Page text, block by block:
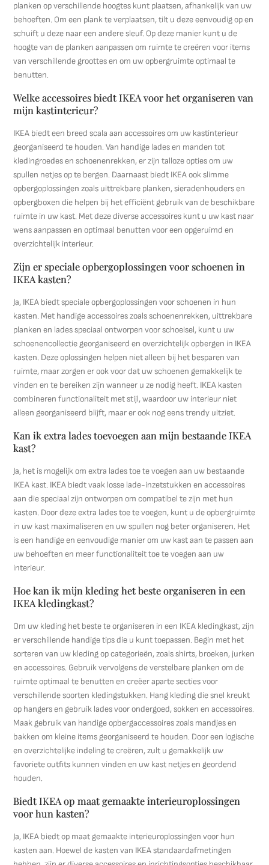
planken op verschillende hoogtes kunt plaatsen, afhankelijk van uw
behoeften. Om een plank te verplaatsen, tilt u deze eenvoudig op en
schuift u deze naar een andere sleuf. Op deze manier kunt u de
hoogte van de planken aanpassen om ruimte te creëren voor items
van verschillende groottes en om uw opbergruimte optimaal te
benutten.
Welke accessoires biedt IKEA voor het organiseren van
mijn kastinterieur?
IKEA biedt een breed scala aan accessoires om uw kastinterieur
georganiseerd te houden. Van handige lades en manden tot
kledingroedes en schoenenrekken, er zijn talloze opties om uw
spullen netjes op te bergen. Daarnaast biedt IKEA ook slimme
opbergoplossingen zoals uittrekbare planken, sieradenhouders en
opbergboxen die helpen bij het efficiënt gebruik van de beschikbare
ruimte in uw kast. Met deze diverse accessoires kunt u uw kast naar
wens aanpassen en optimaal benutten voor een opgeruimd en
overzichtelijk interieur.
Zijn er speciale opbergoplossingen voor schoenen in
IKEA kasten?
Ja, IKEA biedt speciale opbergoplossingen voor schoenen in hun
kasten. Met handige accessoires zoals schoenenrekken, uittrekbare
planken en lades speciaal ontworpen voor schoeisel, kunt u uw
schoenencollectie georganiseerd en overzichtelijk opbergen in IKEA
kasten. Deze oplossingen helpen niet alleen bij het besparen van
ruimte, maar zorgen er ook voor dat uw schoenen gemakkelijk te
vinden en te bereiken zijn wanneer u ze nodig heeft. IKEA kasten
combineren functionaliteit met stijl, waardoor uw interieur niet
alleen georganiseerd blijft, maar er ook nog eens trendy uitziet.
Kan ik extra lades toevoegen aan mijn bestaande IKEA
kast?
Ja, het is mogelijk om extra lades toe te voegen aan uw bestaande
IKEA kast. IKEA biedt vaak losse lade-inzetstukken en accessoires
aan die speciaal zijn ontworpen om compatibel te zijn met hun
kasten. Door deze extra lades toe te voegen, kunt u de opbergruimte
in uw kast maximaliseren en uw spullen nog beter organiseren. Het
is een handige en eenvoudige manier om uw kast aan te passen aan
uw behoeften en meer functionaliteit toe te voegen aan uw
interieur.
Hoe kan ik mijn kleding het beste organiseren in een
IKEA kledingkast?
Om uw kleding het beste te organiseren in een IKEA kledingkast, zijn
er verschillende handige tips die u kunt toepassen. Begin met het
sorteren van uw kleding op categorieën, zoals shirts, broeken, jurken
en accessoires. Gebruik vervolgens de verstelbare planken om de
ruimte optimaal te benutten en creëer aparte secties voor
verschillende soorten kledingstukken. Hang kleding die snel kreukt
op hangers en gebruik lades voor ondergoed, sokken en accessoires.
Maak gebruik van handige opbergaccessoires zoals mandjes en
bakken om kleine items georganiseerd te houden. Door een logische
en overzichtelijke indeling te creëren, zult u gemakkelijk uw
favoriete outfits kunnen vinden en uw kast netjes en geordend
houden.
Biedt IKEA op maat gemaakte interieuroplossingen
voor hun kasten?
Ja, IKEA biedt op maat gemaakte interieuroplossingen voor hun
kasten aan. Hoewel de kasten van IKEA standaardafmetingen